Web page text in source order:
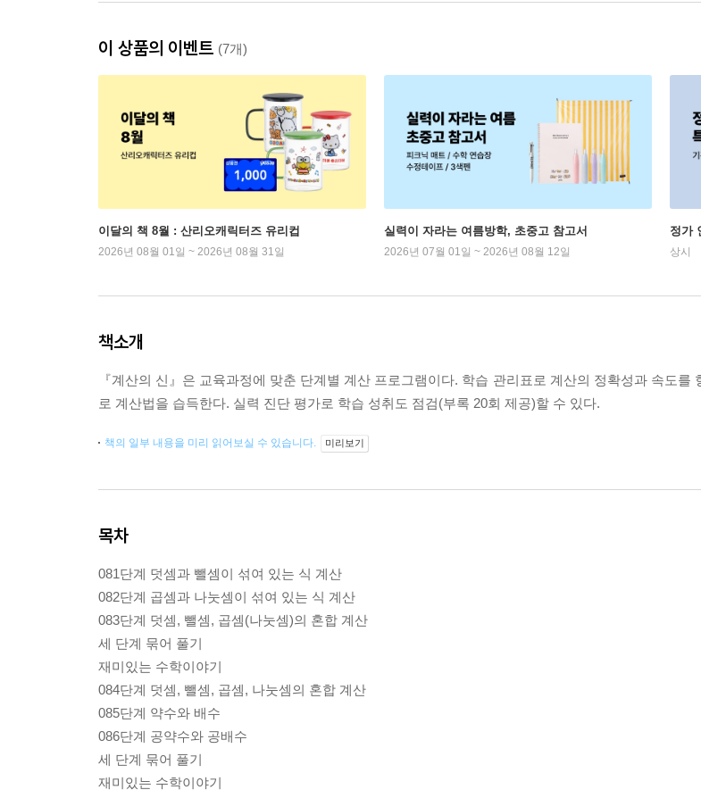
이 상품의 이벤트 (7개)
이달의 책 8월 : 산리오캐릭터즈 유리컵
2026년 08월 01일 ~ 2026년 08월 31일
실력이 자라는 여름방학, 초중고 참고서
2026년 07월 01일 ~ 2026년 08월 12일
정가
상시
책소개
『계산의 신』은 교육과정에 맞춘 단계별 계산 프로그램이다. 학습 관리표로 계산의 정확성과 속도를
로 계산법을 습득한다. 실력 진단 평가로 학습 성취도 점검(부록 20회 제공)할 수 있다.
책의 일부 내용을 미리 읽어보실 수 있습니다. 미리보기
목차
081단계 덧셈과 뺄셈이 섞여 있는 식 계산
082단계 곱셈과 나눗셈이 섞여 있는 식 계산
083단계 덧셈, 뺄셈, 곱셈(나눗셈)의 혼합 계산
세 단계 묶어 풀기
재미있는 수학이야기
084단계 덧셈, 뺄셈, 곱셈, 나눗셈의 혼합 계산
085단계 약수와 배수
086단계 공약수와 공배수
세 단계 묶어 풀기
재미있는 수학이야기